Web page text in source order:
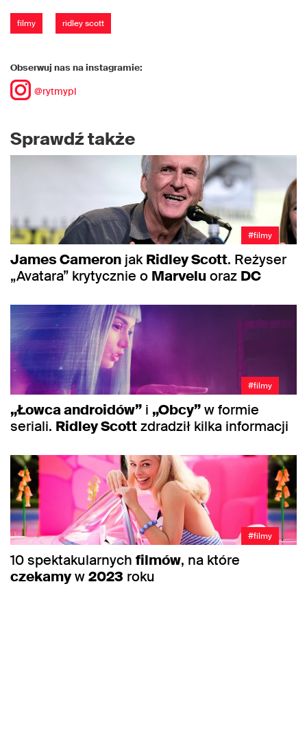
filmy ridley scott
Obserwuj nas na instagramie:
@rytmypl
Sprawdź także
#filmy
James Cameron jakRidley Scott. Reżyser
„Avatara” krytycznie o Marveluoraz DC
#filmy
„Łowca androidów” i „Obcy”w formie
seriali. Ridley Scottzdradził kilka informacji
#filmy
10 spektakularnych filmów, na które
czekamyw2023 roku